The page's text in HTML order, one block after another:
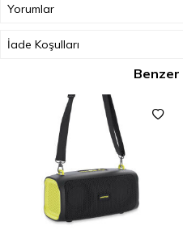
Yorumlar
İade Koşulları
Benzer